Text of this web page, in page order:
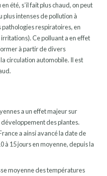
été, s’il fait plus chaud, on peut
plus intenses de pollution à
pathologies respiratoires, en
Ce polluant a en effet
à partir de divers
circulation automobile. Il est
a un effet majeur sur
des plantes.
a ainsi avancé la date de
à 15 jours en moyenne, depuis la
moyenne des températures